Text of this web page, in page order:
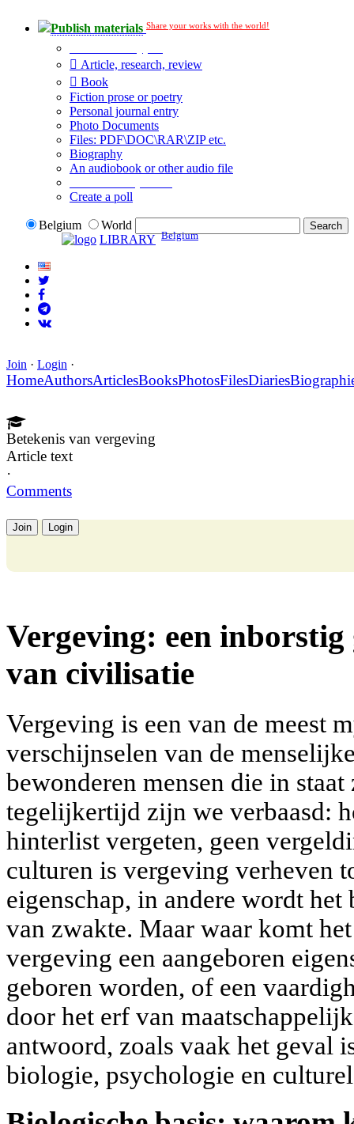
Publish materials Share your works with the world!
Article, research, review
Book
Fiction prose or poetry
Personal journal entry
Photo Documents
Files: PDF\DOC\RAR\ZIP etc.
Biography
An audiobook or other audio file
Create a poll
Belgium
World
LIBRARY Belgium
Join · Login ·
HomeAuthorsArticlesBooksPhotosFilesDiaries
Betekenis van vergeving
Article text
·
Comments
Join Login
Vergeving: een
van civilisatie
Vergeving is een van de meest
verschijnselen van de
bewonderen mensen die in
tegelijkertijd zijn we verbaasd:
hinterlist vergeten, geen
culturen is vergeving verheven
eigenschap, in andere wordt
van zwakte. Maar waar komt
vergeving een aangeboren
geboren worden, of een
door het erf van
antwoord, zoals vaak het geval
biologie, psychologie en